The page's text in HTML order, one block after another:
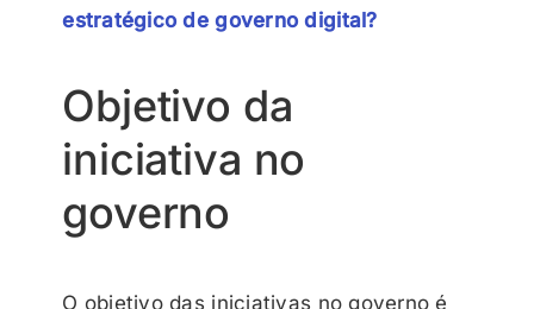
estratégico de governo digital?
Objetivo da
iniciativa no
governo
O objetivo das iniciativas no governo é